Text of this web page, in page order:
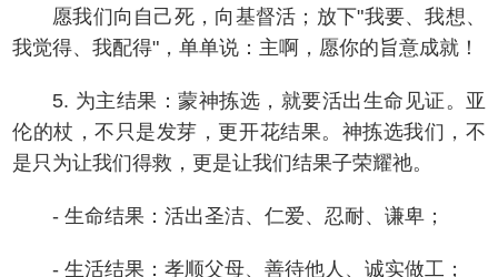
愿我们向自己死，向基督活；放下"我要、我想、
我觉得、我配得"，单单说：主啊，愿你的旨意成就！
5. 为主结果：蒙神拣选，就要活出生命见证。亚
伦的杖，不只是发芽，更开花结果。神拣选我们，不
是只为让我们得救，更是让我们结果子荣耀祂。
- 生命结果：活出圣洁、仁爱、忍耐、谦卑；
- 生活结果：孝顺父母、善待他人、诚实做工；